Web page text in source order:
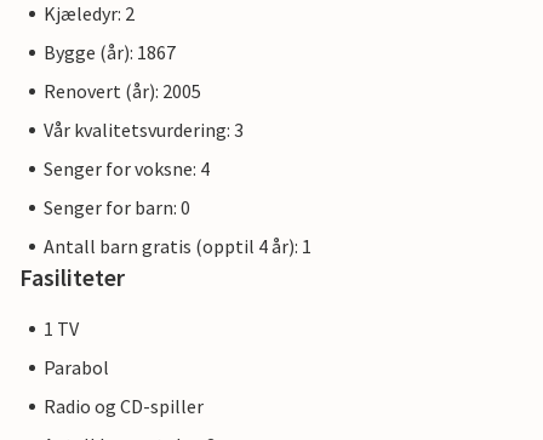
Kjæledyr: 2
Bygge (år): 1867
Renovert (år): 2005
Vår kvalitetsvurdering: 3
Senger for voksne: 4
Senger for barn: 0
Antall barn gratis (opptil 4 år): 1
Fasiliteter
1 TV
Parabol
Radio og CD-spiller